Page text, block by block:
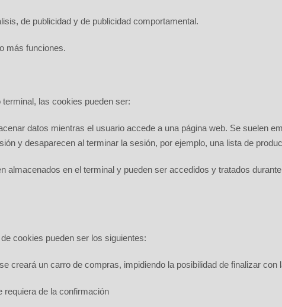
de publicidad y de publicidad comportamental.
más funciones.
las cookies pueden ser:
datos mientras el usuario accede a una página web. Se suelen
y desaparecen al terminar la sesión, por ejemplo, una lista de
almacenados en el terminal y pueden ser accedidos y tratados
cookies pueden ser los siguientes:
creará un carro de compras, impidiendo la posibilidad de finalizar
requiera de la confirmación